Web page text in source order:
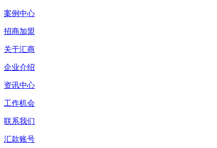
案例中心
招商加盟
关于汇商
企业介绍
资讯中心
工作机会
联系我们
汇款账号